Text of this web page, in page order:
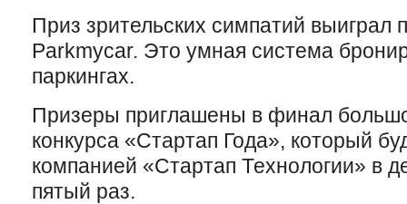
Приз зрительских симпатий выиграл
Parkmycar. Это умная система
паркингах.
Призеры приглашены в финал
конкурса «Стартап Года», который
компанией «Стартап Технологии» в
пятый раз.